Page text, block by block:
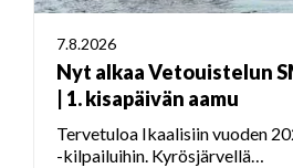
Nyt alkaa Vetouistelun
| 1. kisapäivän aamu
7.8.2026
Tervetuloa Ikaalisiin vuoden
-kilpailuihin. Kyrösjärvellä…